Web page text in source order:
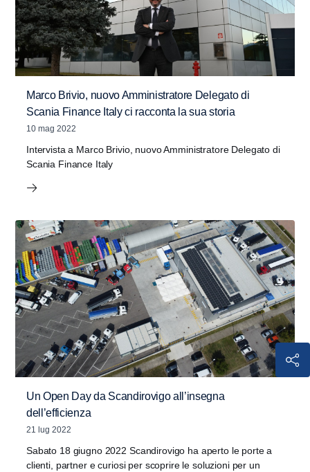
Marco Brivio, nuovo Amministratore Delegato di
Scania Finance Italy ci racconta la sua storia
10 mag 2022
Intervista a Marco Brivio, nuovo Amministratore Delegato di
Scania Finance Italy
Un Open Day da Scandirovigo all’insegna
dell’efficienza
21 lug 2022
Sabato 18 giugno 2022 Scandirovigo ha aperto le porte a
clienti, partner e curiosi per scoprire le soluzioni per un